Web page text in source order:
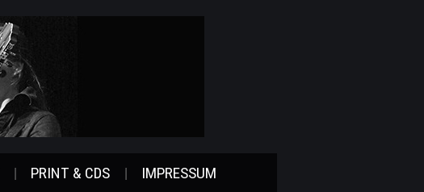
PRINT & CDS IMPRESSUM